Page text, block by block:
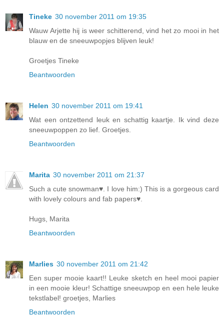
Tineke 30 november 2011 om 19:35
Wauw Arjette hij is weer schitterend, vind het zo mooi in het
blauw en de sneeuwpopjes blijven leuk!
Groetjes Tineke
Beantwoorden
Helen 30 november 2011 om 19:41
Wat een ontzettend leuk en schattig kaartje. Ik vind deze
sneeuwpoppen zo lief. Groetjes.
Beantwoorden
Marita 30 november 2011 om 21:37
Such a cute snowman♥. I love him:) This is a gorgeous card
with lovely colours and fab papers♥.
Hugs, Marita
Beantwoorden
Marlies 30 november 2011 om 21:42
Een super mooie kaart!! Leuke sketch en heel mooi papier
in een mooie kleur! Schattige sneeuwpop en een hele leuke
tekstlabel! groetjes, Marlies
Beantwoorden